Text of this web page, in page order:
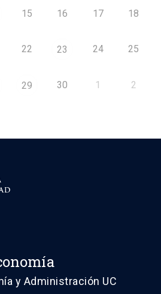
15 16 17 18
22 23 24 25
29 30 1 2
y Administración UC